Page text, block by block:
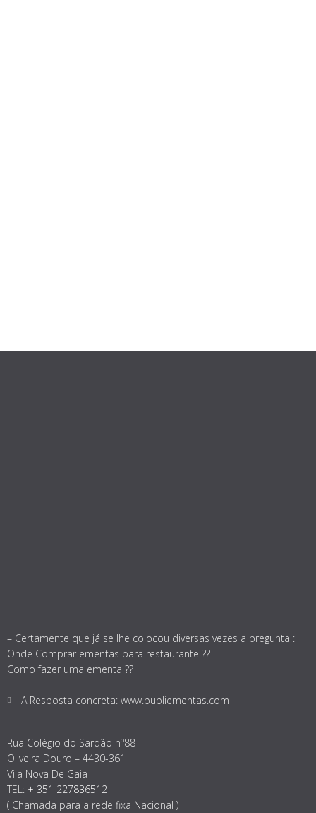
– Certamente que já se lhe colocou diversas vezes a pregunta :
Onde Comprar ementas para restaurante ??
Como fazer uma ementa ??
A Resposta concreta: www.publiementas.com
Rua Colégio do Sardão nº88
Oliveira Douro – 4430-361
Vila Nova De Gaia
TEL: + 351 227836512
( Chamada para a rede fixa Nacional )